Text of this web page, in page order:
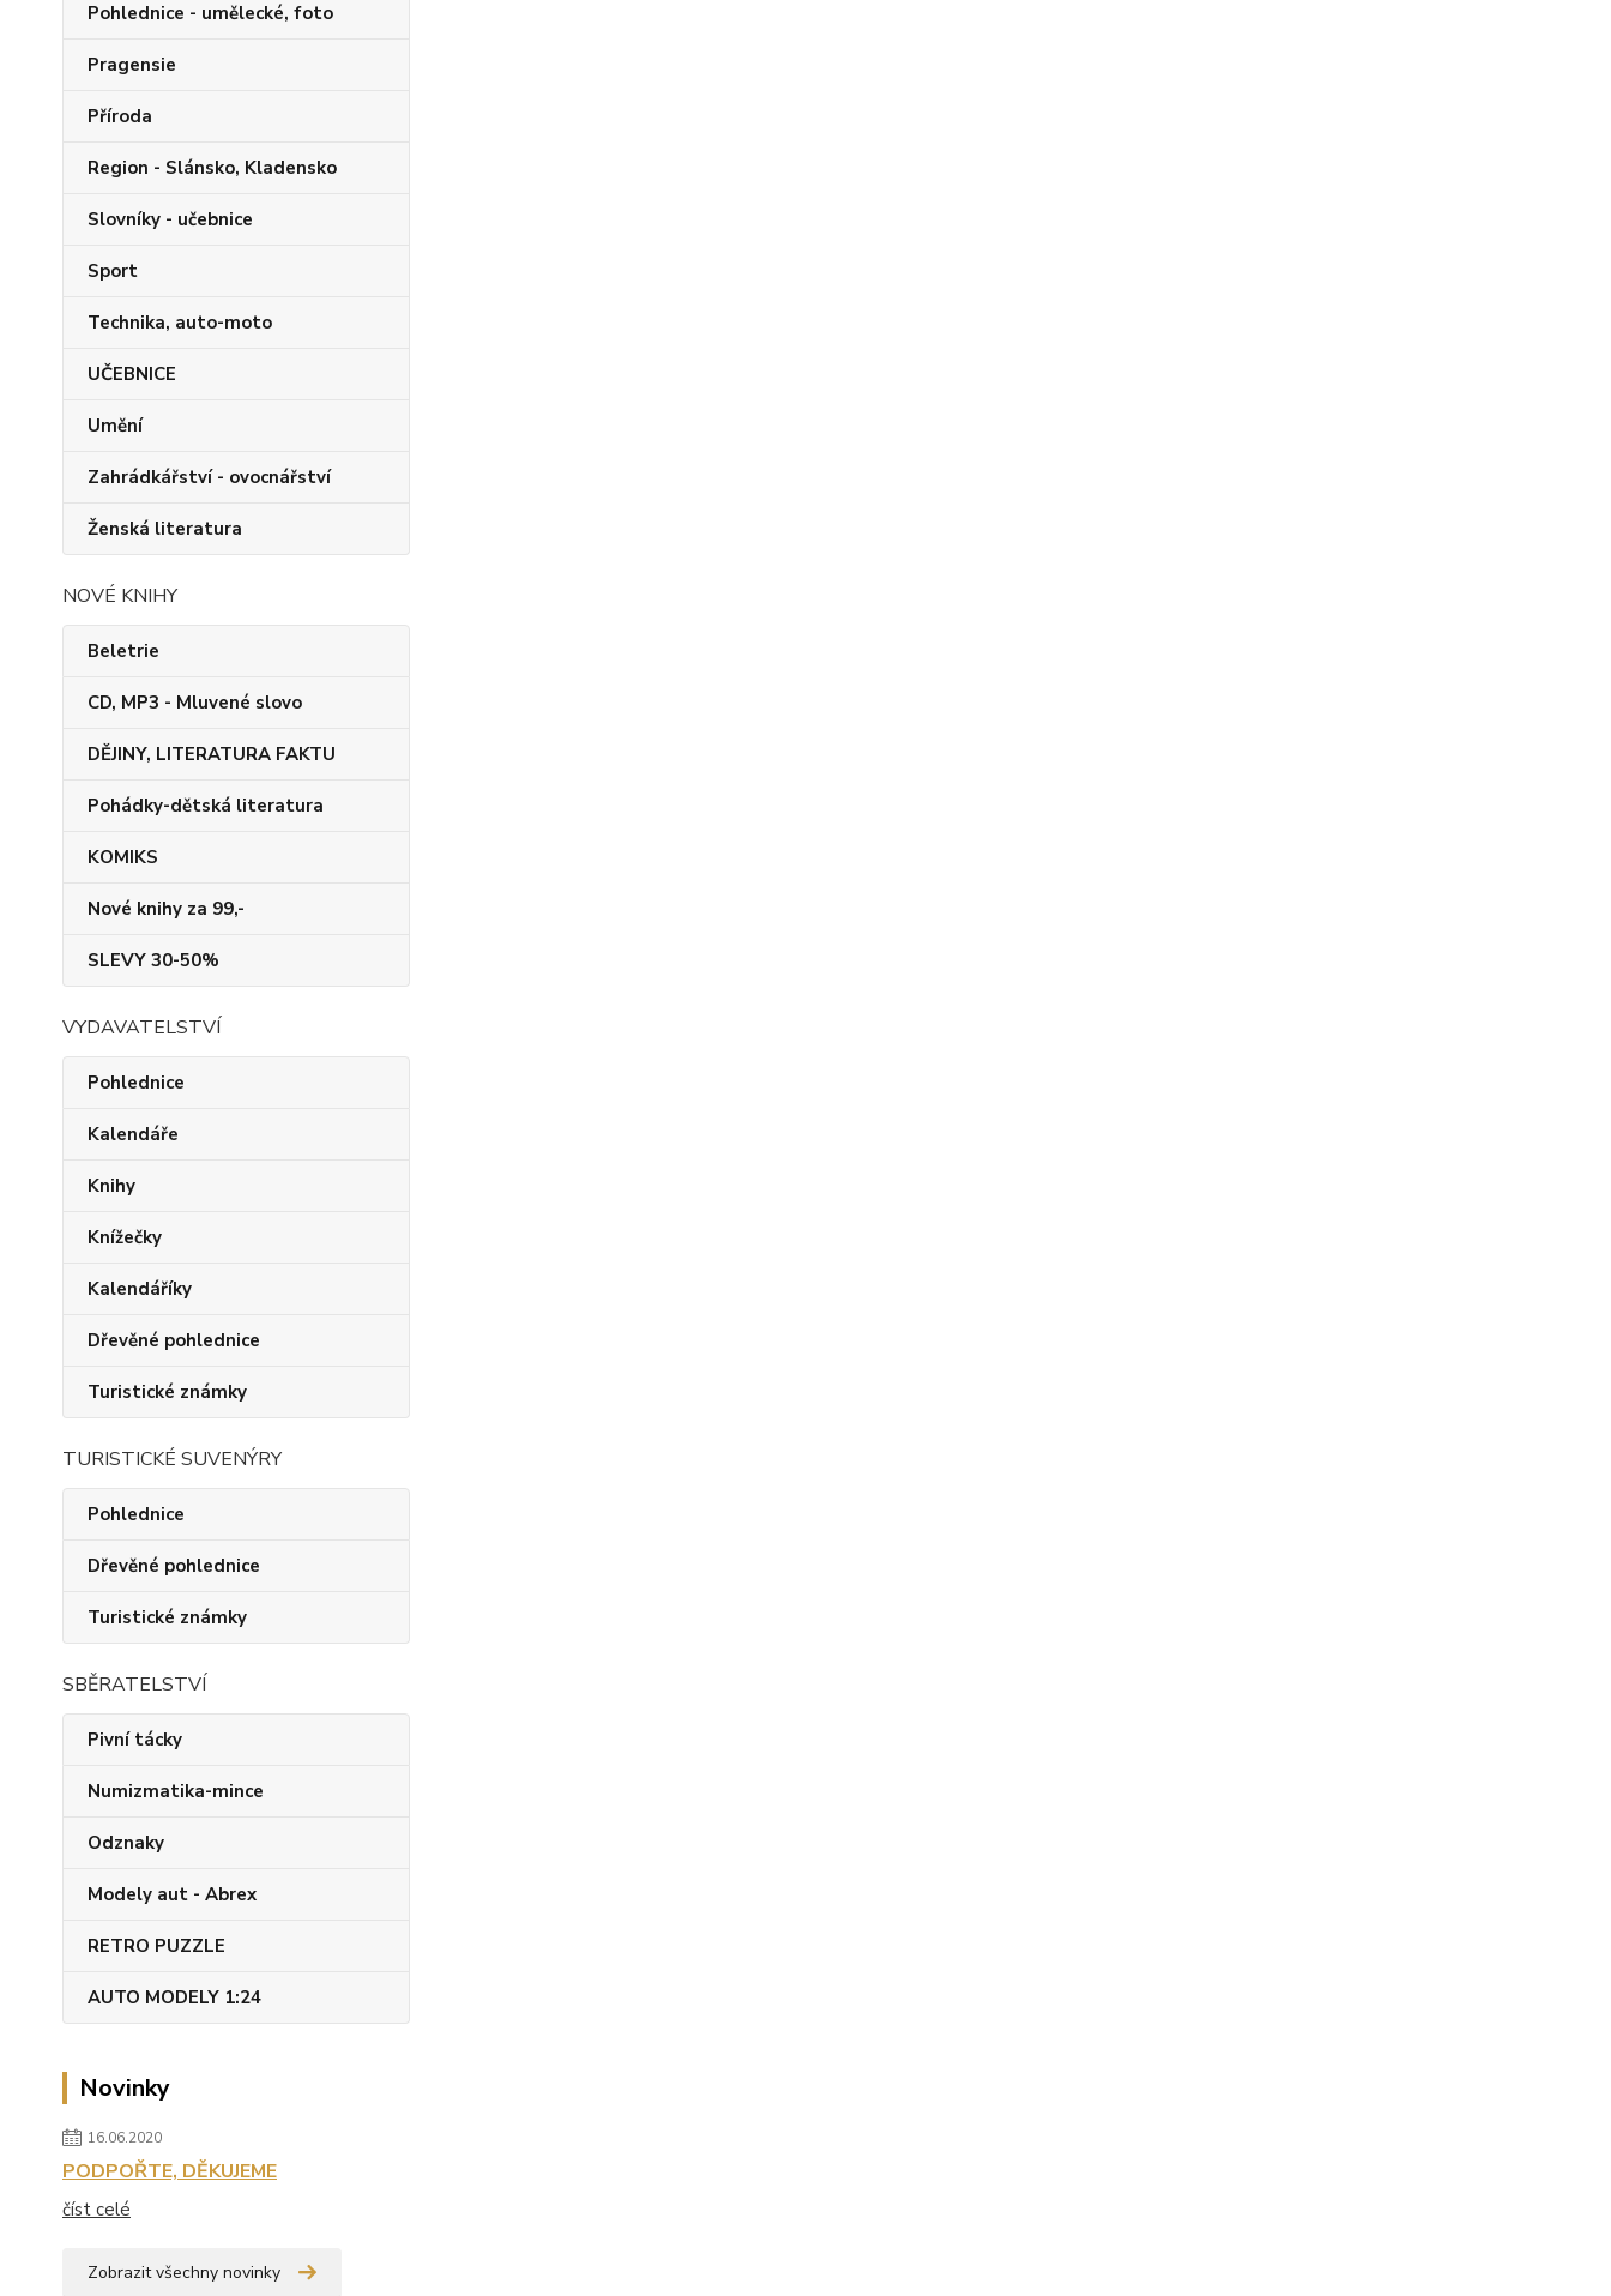
Pohlednice - umělecké, foto
Pragensie
Příroda
Region - Slánsko, Kladensko
Slovníky - učebnice
Sport
Technika, auto-moto
UČEBNICE
Umění
Zahrádkářství - ovocnářství
Ženská literatura
NOVÉ KNIHY
Beletrie
CD, MP3 - Mluvené slovo
DĚJINY, LITERATURA FAKTU
Pohádky-dětská literatura
KOMIKS
Nové knihy za 99,-
SLEVY 30-50%
VYDAVATELSTVÍ
Pohlednice
Kalendáře
Knihy
Knížečky
Kalendáříky
Dřevěné pohlednice
Turistické známky
TURISTICKÉ SUVENÝRY
Pohlednice
Dřevěné pohlednice
Turistické známky
SBĚRATELSTVÍ
Pivní tácky
Numizmatika-mince
Odznaky
Modely aut - Abrex
RETRO PUZZLE
AUTO MODELY 1:24
Novinky
16.06.2020
PODPOŘTE, DĚKUJEME
číst celé
Zobrazit všechny novinky